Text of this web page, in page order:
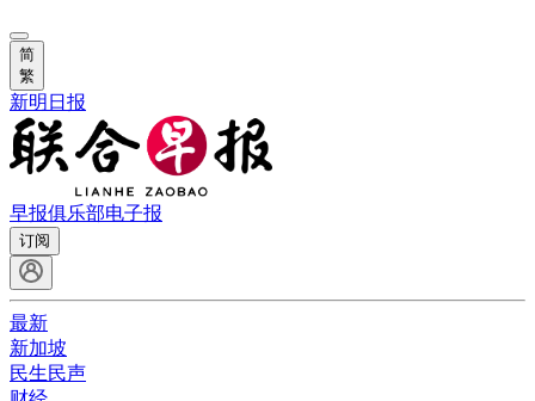
简
繁
新明日报
早报俱乐部电子报
订阅
最新
新加坡
民生民声